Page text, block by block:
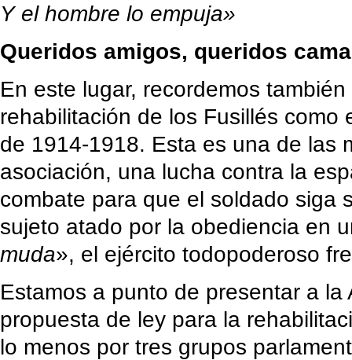
Y el hombre lo empuja»
Queridos amigos, queridos
En este lugar, recordemos
rehabilitación de los Fusillés como
de 1914-1918. Esta es una de las
asociación, una lucha contra la
combate para que el soldado siga
sujeto atado por la obediencia en
muda», el ejército todopoderoso
Estamos a punto de presentar a la
propuesta de ley para la
lo menos por tres grupos